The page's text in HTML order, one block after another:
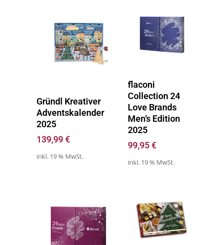
Gründl Kreativer
Adventskalender
2025
139,99€
inkl. 19 % MwSt.
flaconi
Collection 24
Love Brands
Men’s Edition
2025
99,95€
inkl. 19 % MwSt.